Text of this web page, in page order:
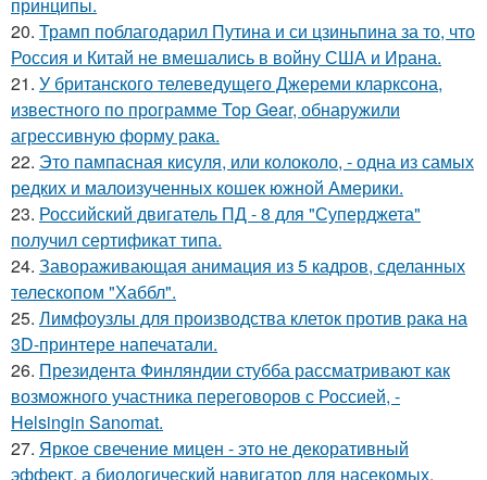
20. Трамп поблагодарил Путина и си цзиньпина за то, что
Россия и Китай не вмешались в войну США и Ирана.
21. У британского телеведущего Джереми кларксона,
известного по программе Top Gear, обнаружили
агрессивную форму рака.
22. Это пампасная кисуля, или колоколо, - одна из самых
редких и малоизученных кошек южной Америки.
23. Российский двигатель ПД - 8 для "Суперджета"
получил сертификат типа.
24. Завораживающая анимация из 5 кадров, сделанных
телескопом "Хаббл".
25. Лимфоузлы для производства клеток против рака на
3D-принтере напечатали.
26. Президента Финляндии стубба рассматривают как
возможного участника переговоров с Россией, -
Helsingin Sanomat.
27. Яркое свечение мицен - это не декоративный
эффект, а биологический навигатор для насекомых.